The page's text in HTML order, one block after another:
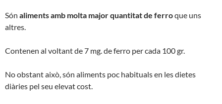
Són aliments amb molta major quantitat de ferroque uns
altres.
Contenen al voltant de 7 mg. de ferro per cada 100 gr.
No obstant això, són aliments poc habituals en les dietes
diàries pel seu elevat cost.